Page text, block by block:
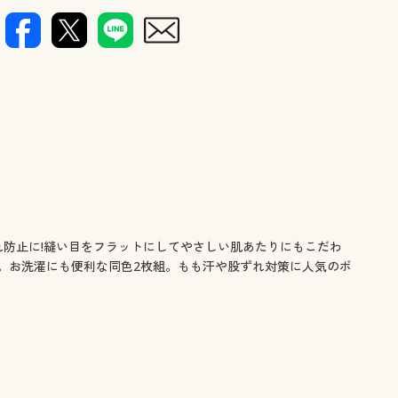
止に!縫い目をフラットにしてやさしい肌あたりにもこだわ
洗濯にも便利な同色2枚組。もも汗や股ずれ対策に人気のボ